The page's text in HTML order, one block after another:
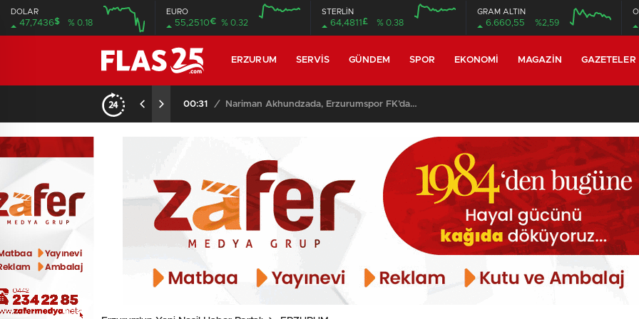
DOLAR
47,7436$ % 0.18
EURO
55,2510€ % 0.32
STERLİN
64,4811 £ % 0.38
GRAM ALTIN
6.660,55 %2,59
ERZURUM SERVIS GÜNDEM SPOR EKONOMI MAGAZIN GAZETELER
00:31 / Nariman Akhundzada, Erzurumspor FK’da…